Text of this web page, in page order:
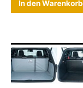
In den Warenkorb